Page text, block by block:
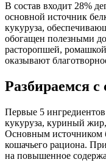
Протеин 30%, Жир
Влажность 7%,
Натрий 0,6%, Калий
Железо 100 мг/кг, Йод
21000 МЕ/кг, Витамин
Омега-3 0,38%, Омега-
Дополнительные
топинамбур, ромашка,
таурин, DL-метионин
Пищевая ценность
В состав входит 28%
основной источник
кукуруза,
обогащен полезными
расторопшей,
оказывают
Разбираемся с
Первые 5
кукуруза, куриный
Основным источником
кошачьего рациона.
на повышенное